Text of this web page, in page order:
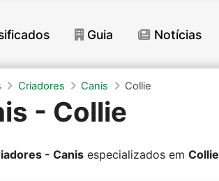
Guia Notícias
Criadores Canis Collie
- Collie
- Canis especializados em Collie